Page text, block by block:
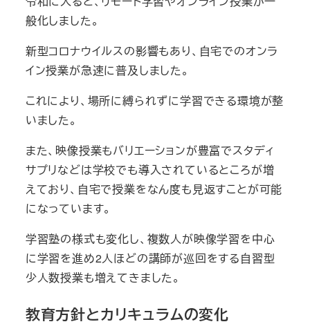
般化しました。
新型コロナウイルスの影響もあり、自宅でのオンラ
イン授業が急速に普及しました。
これにより、場所に縛られずに学習できる環境が整
いました。
また、映像授業もバリエーションが豊富でスタディ
サプリなどは学校でも導入されているところが増
えており、自宅で授業をなん度も見返すことが可能
になっています。
学習塾の様式も変化し、複数人が映像学習を中心
に学習を進め2人ほどの講師が巡回をする自習型
少人数授業も増えてきました。
教育方針とカリキュラムの変化